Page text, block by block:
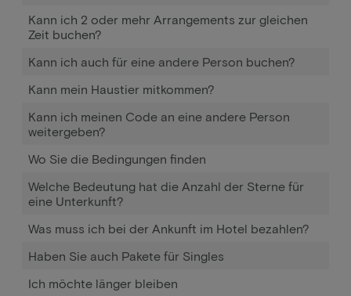
Kann ich 2 oder mehr Arrangements zur gleichen
Zeit buchen?
Kann ich auch für eine andere Person buchen?
Kann mein Haustier mitkommen?
Kann ich meinen Code an eine andere Person
weitergeben?
Wo Sie die Bedingungen finden
Welche Bedeutung hat die Anzahl der Sterne für
eine Unterkunft?
Was muss ich bei der Ankunft im Hotel bezahlen?
Haben Sie auch Pakete für Singles
Ich möchte länger bleiben